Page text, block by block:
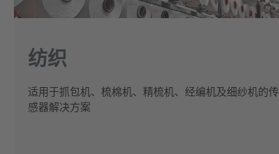
纺织
适用于抓包机、梳棉机、精梳机、经编机及细纱机的传
感器解决方案